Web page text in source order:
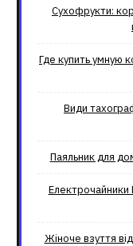
Сухофрукти:
Где купить умную
Види
Паяльник для
Електрочайники
Жіноче взуття